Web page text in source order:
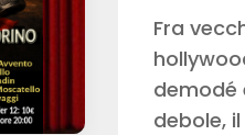
Fra
demodé
debole,